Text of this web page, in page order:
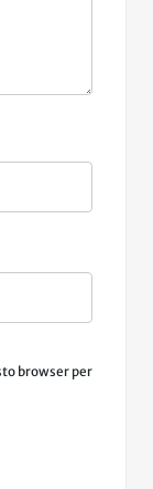
browser per